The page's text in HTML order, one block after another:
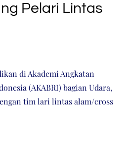
Pelari Lintas
di Akademi Angkatan
(AKABRI) bagian Udara,
tim lari lintas alam/cross